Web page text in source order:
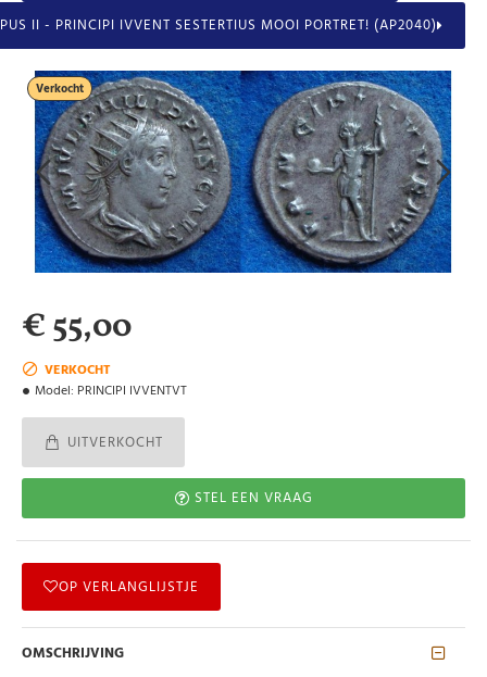
II - PRINCIPI IVVENT SESTERTIUS MOOI PORTRET! (AP2040)
Verkocht
VERKOCHT
Model: PRINCIPI IVVENTVT
€ 55,00
UITVERKOCHT
STEL EEN VRAAG
OP VERLANGLIJSTJE
OMSCHRIJVING